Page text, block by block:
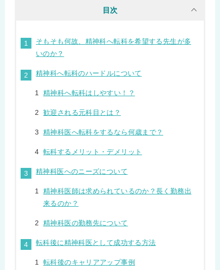
目次
そもそも何故、精神科へ転科を希望する先生が多
いのか？
精神科へ転科のハードルについて
精神科へ転科はしやすい！？
歓迎される元科目とは？
精神科医へ転科をするなら何歳まで？
転科するメリット・デメリット
精神科医へのニーズについて
精神科医師は求められているのか？長く勤務出
来るのか？
精神科医の勤務先について
転科後に精神科医として成功する方法
転科後のキャリアアップ事例